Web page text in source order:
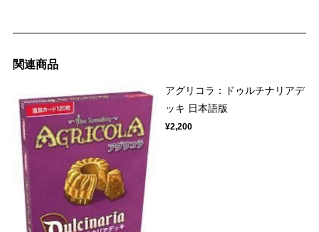
関連商品
アグリコラ：ドゥルチナリアデ
ッキ 日本語版
¥2,200